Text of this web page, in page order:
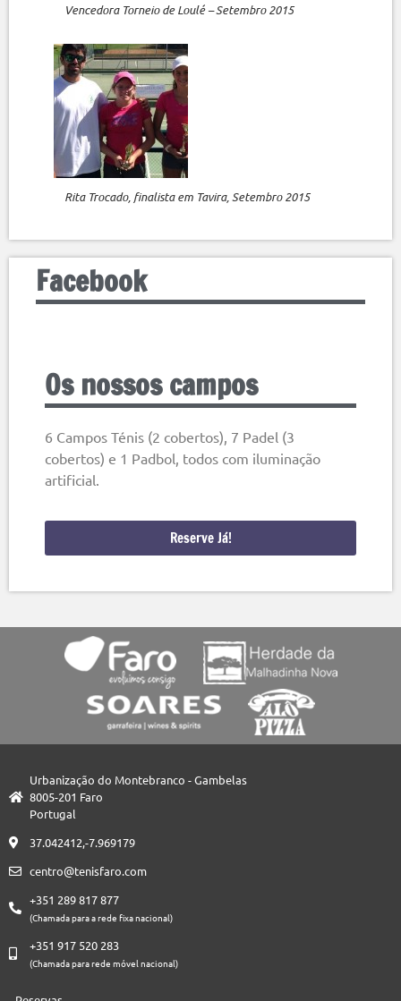
Vencedora Torneio de Loulé – Setembro 2015
Rita Trocado, finalista em Tavira, Setembro 2015
Facebook
Os nossos campos
6 Campos Ténis (2 cobertos), 7 Padel (3
cobertos) e 1 Padbol, todos com iluminação
artificial.
Reserve Já!
Urbanização do Montebranco - Gambelas
8005-201 Faro
Portugal
37.042412,-7.969179
centro@tenisfaro.com
+351 289 817 877
(Chamada para a rede fixa nacional)
+351 917 520 283
(Chamada para rede móvel nacional)